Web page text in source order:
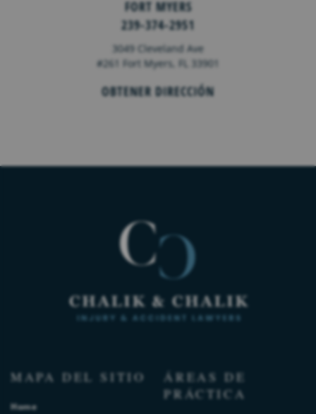
FORT MYERS
239-374-2951
3049 Cleveland Ave
#261 Fort Myers, FL 33901
OBTENER DIRECCIÓN
MAPA DEL SITIO
Home
ÁREAS DE
PRÁCTICA